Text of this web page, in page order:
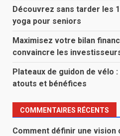
Découvrez sans tarder les
yoga pour seniors
Maximisez votre bilan
convaincre les
Plateaux de guidon de vélo
atouts et bénéfices
COMMENTAIRES RÉCENTS
Comment définir une vision